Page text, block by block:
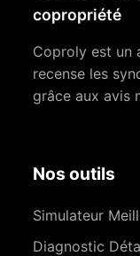
copropriété
Coproly est un
recense les
grâce aux avis
Nos outils
Simulateur
Diagnostic